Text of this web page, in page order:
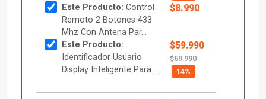
Este Producto:Control
Remoto 2 Botones 433
Mhz Con Antena Par...
$8.990
Este Producto:
Identificador Usuario
Display Inteligente Para ...
$59.990
$69.990
14%